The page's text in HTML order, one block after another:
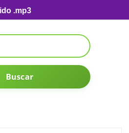
.mp3
Buscar